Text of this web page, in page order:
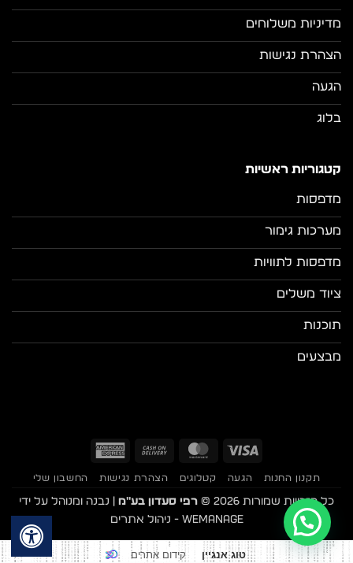
מדיניות משלוחים
הצהרת נגישות
הגעה
בלוג
קטגוריות ראשיות
מדפסות
מערכות גימור
מדפסות לתוויות
ציוד משלים
תוכנות
מבצעים
Visa
MasterCard
Cash
תקנון החנות הגעה קטלוגים הצהרת נגישות החשבון שלי
כל הזכויות שמורות 2026 © רפי סעדון בע"מ | נבנה ומנוהל על ידי
WEmanage - ניהול אתרים
טוג אנגיין קידום אתרים